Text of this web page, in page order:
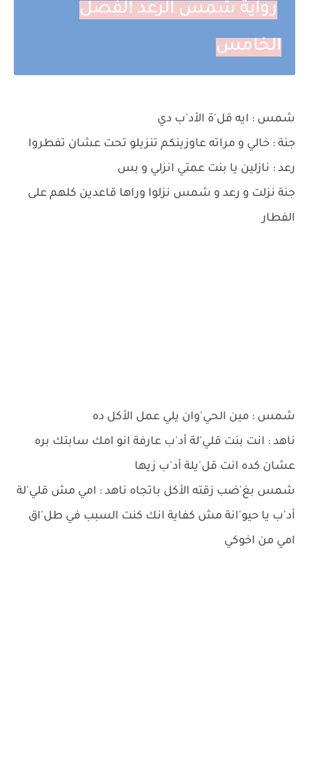
رواية شمس الرعد الفصل
الخامس
شمس : ايه قل'ة الأد'ب دي
جنة : خالي و مراته عاوزينكم تنزيلو تحت عشان تفطروا
رعد : نازلين يا بنت عمتي انزلي و بس
جنة نزلت و رعد و شمس نزلوا وراها قاعدين كلهم على
الفطار
شمس : مين الحي'وان يلي عمل الأكل ده
ناهد : انت بنت قلي'لة أد'ب عارفة انو امك سابتك بره
عشان كده انت قل'يلة أد'ب زيها
شمس بغ'ضب زقته الأكل باتجاه ناهد : امي مش قلي'لة
أد'ب يا حيو'انة مش كفاية انك كنت السبب في طل'اق
امي من اخوكي